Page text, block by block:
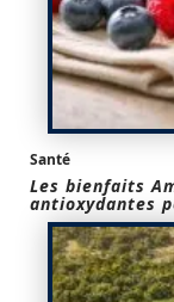
Santé
Les bienfaits
antioxydantes